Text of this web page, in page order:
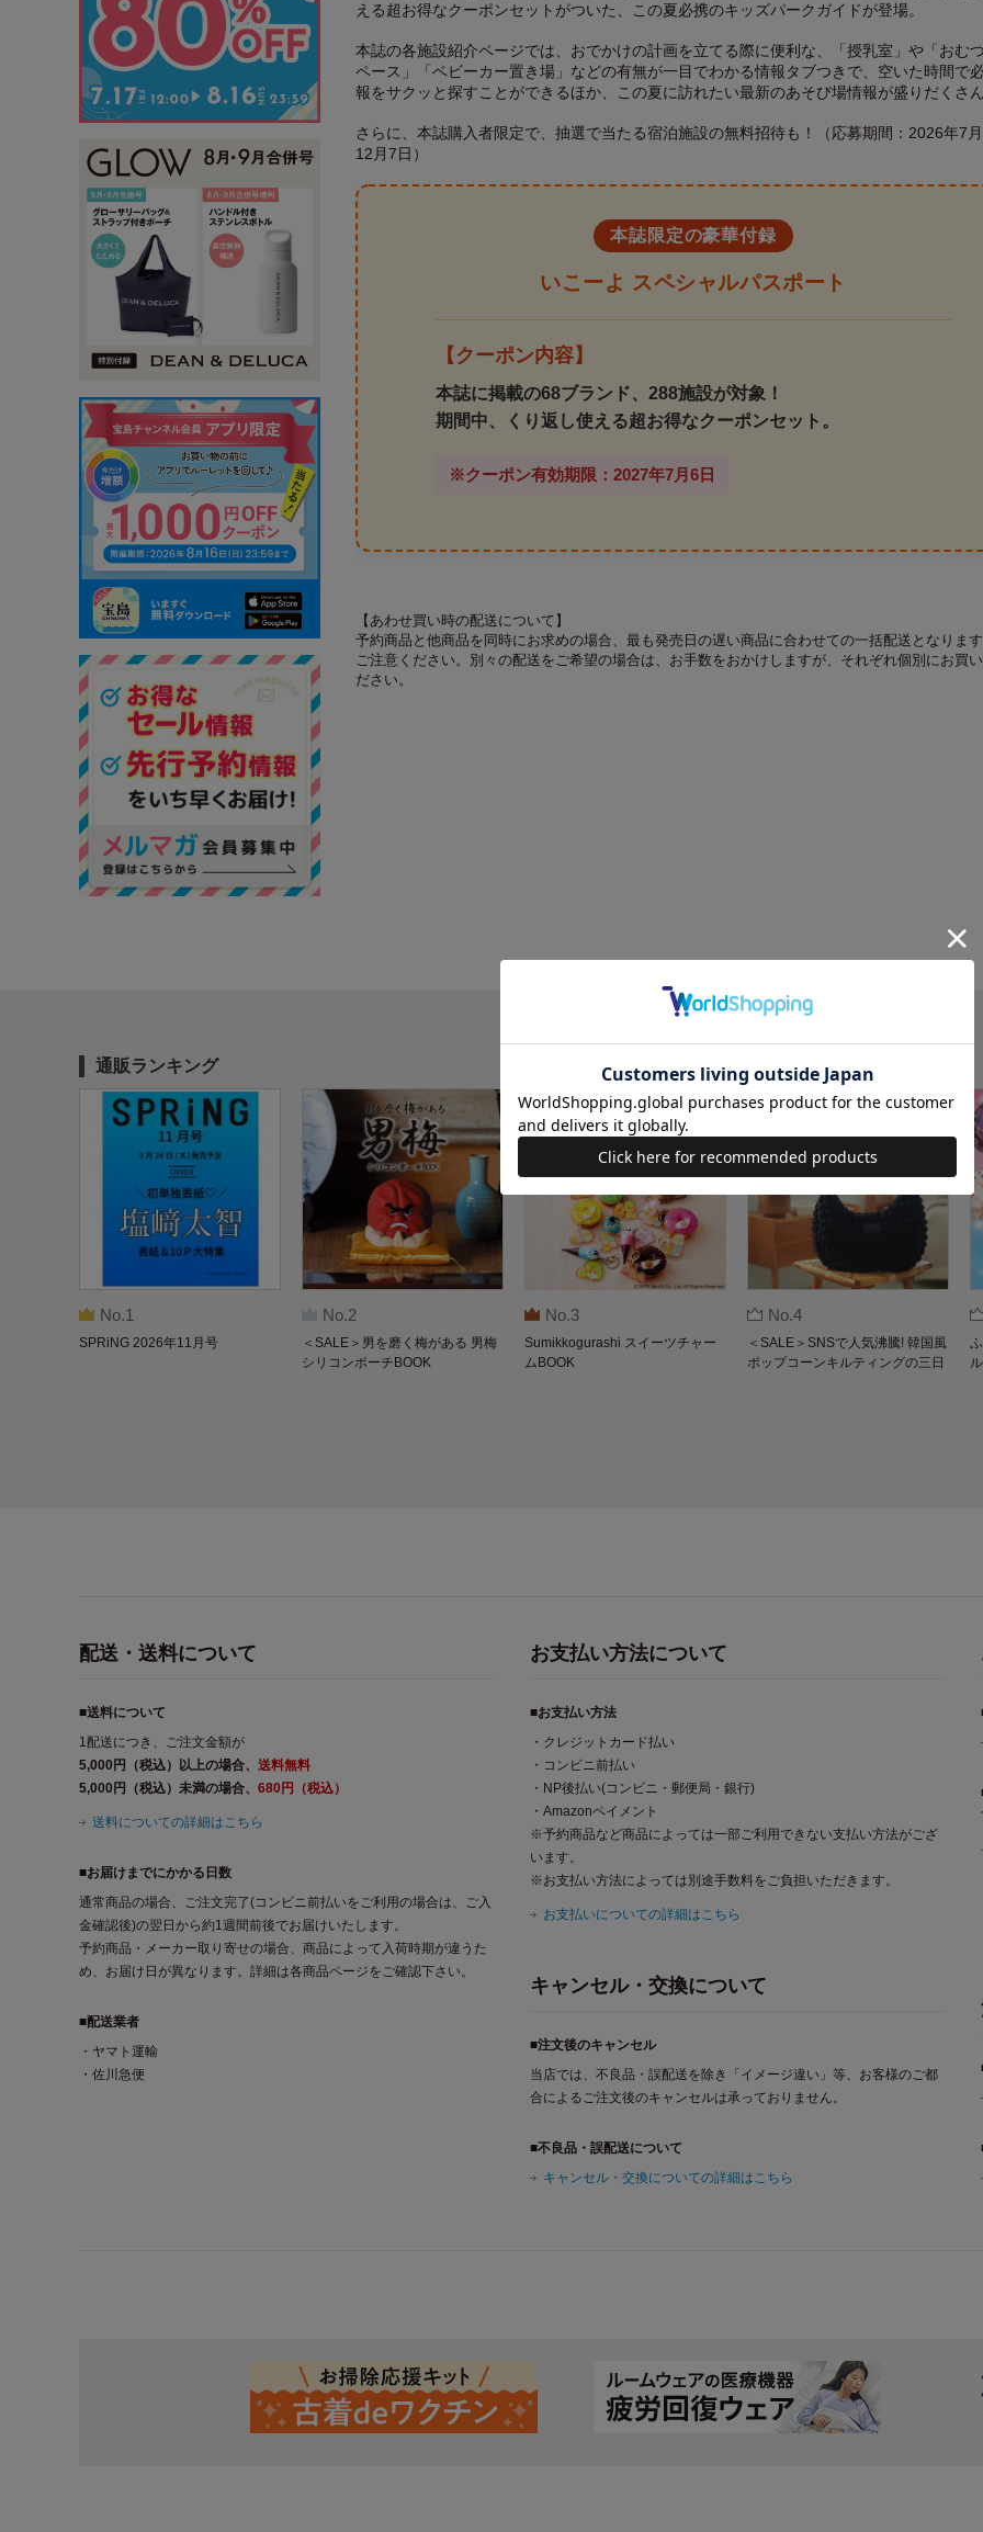
える超お得なクーポンセットがついた、この夏必携のキッズパークガイドが登場。
本誌の各施設紹介ページでは、おでかけの計画を立てる際に便利な、「授乳室」や「おむ
ペース」「ベビーカー置き場」などの有無が一目でわかる情報タブつきで、空いた時間で
報をサクッと探すことができるほか、この夏に訪れたい最新のあそび場情報が盛りだくさん
さらに、本誌購入者限定で、抽選で当たる宿泊施設の無料招待も！（応募期間：2026年7
12月7日）
本誌限定の豪華付録
いこーよ スペシャルパスポート
【クーポン内容】
本誌に掲載の68ブランド、288施設が対象！
期間中、くり返し使える超お得なクーポンセット。
※クーポン有効期限：2027年7月6日
【あわせ買い時の配送について】
予約商品と他商品を同時にお求めの場合、最も発売日の遅い商品に合わせての一括配送となります
ご注意ください。別々の配送をご希望の場合は、お手数をおかけしますが、それぞれ個別にお買い
ださい。
通販ランキング
No.1
SPRiNG 2026年11月号
No.2
＜SALE＞男を磨く梅がある 男梅
シリコンポーチBOOK
No.3
Sumikkogurashi スイーツチャー
ムBOOK
No.4
＜SALE＞SNSで人気沸騰! 韓国風
ポップコーンキルティングの三日
配送・送料について
■送料について
1配送につき、ご注文金額が
5,000円（税込）以上の場合、 送料無料
5,000円（税込）未満の場合、 680円（税込）
送料についての詳細はこちら
■お届けまでにかかる日数
通常商品の場合、ご注文完了(コンビニ前払いをご利用の場合は、ご入
金確認後)の翌日から約1週間前後でお届けいたします。
予約商品・メーカー取り寄せの場合、商品によって入荷時期が違うた
め、お届け日が異なります。詳細は各商品ページをご確認下さい。
■配送業者
・ヤマト運輸
・佐川急便
お支払い方法について
■お支払い方法
・クレジットカード払い
・コンビニ前払い
・NP後払い(コンビニ・郵便局・銀行)
・Amazonペイメント
※予約商品など商品によっては一部ご利用できない支払い方法がござ
います。
※お支払い方法によっては別途手数料をご負担いただきます。
お支払いについての詳細はこちら
キャンセル・交換について
■注文後のキャンセル
当店では、不良品・誤配送を除き「イメージ違い」等、お客様のご都
合によるご注文後のキャンセルは承っておりません。
■不良品・誤配送について
キャンセル・交換についての詳細はこちら